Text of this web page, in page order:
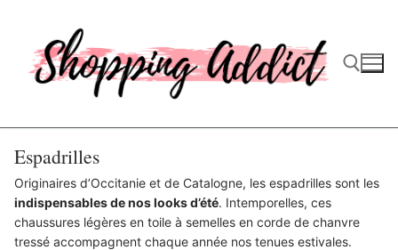
contenu
Espadrilles
Originaires d’Occitanie et de Catalogne, les espadrilles sont les
indispensables de nos looks d’été. Intemporelles, ces
chaussures légères en toile à semelles en corde de chanvre
tressé accompagnent chaque année nos tenues estivales.